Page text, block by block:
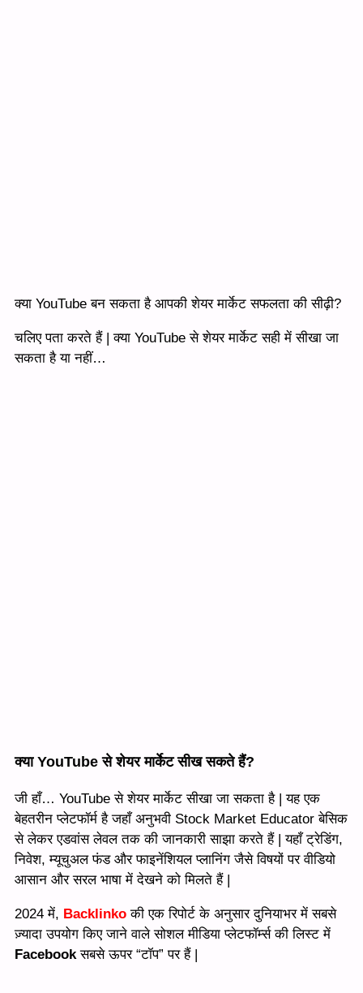
क्या YouTube बन सकता है आपकी शेयर मार्केट सफलता की सीढ़ी?
चलिए पता करते हैं | क्या YouTube से शेयर मार्केट सही में सीखा जा
सकता है या नहीं…
क्या YouTube से शेयर मार्केट सीख सकते हैं?
जी हाँ… YouTube से शेयर मार्केट सीखा जा सकता है | यह एक
बेहतरीन प्लेटफॉर्म है जहाँ अनुभवी Stock Market Educator बेसिक
से लेकर एडवांस लेवल तक की जानकारी साझा करते हैं | यहाँ ट्रेडिंग,
निवेश, म्यूचुअल फंड और फाइनेंशियल प्लानिंग जैसे विषयों पर वीडियो
आसान और सरल भाषा में देखने को मिलते हैं |
2024 में, Backlinko की एक रिपोर्ट के अनुसार दुनियाभर में सबसे
ज़्यादा उपयोग किए जाने वाले सोशल मीडिया प्लेटफॉर्म्स की लिस्ट में
Facebookसबसे ऊपर “टॉप” पर हैं |